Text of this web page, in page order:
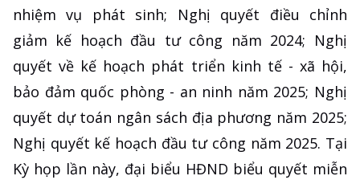
nhiệm vụ phát sinh; Nghị quyết điều chỉnh
giảm kế hoạch đầu tư công năm 2024; Nghị
quyết về kế hoạch phát triển kinh tế - xã hội,
bảo đảm quốc phòng - an ninh năm 2025; Nghị
quyết dự toán ngân sách địa phương năm 2025;
Nghị quyết kế hoạch đầu tư công năm 2025. Tại
Kỳ họp lần này, đại biểu HĐND biểu quyết miễn